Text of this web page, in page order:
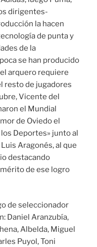
dirigentes-
la hacen
de punta y
de la
se han producido
arquero requiere
resto de jugadores
Vicente del
el Mundial
de Oviedo el
Deportes» junto al
Aragonés, al que
destacando
de ese logro
de seleccionador
Daniel Aranzubía,
Albelda, Miguel
Puyol, Toni